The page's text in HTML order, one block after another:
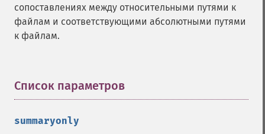
сопоставлениях между относительными путями к
файлам и соответствующими абсолютными путями
к файлам.
Список параметров
summaryonly